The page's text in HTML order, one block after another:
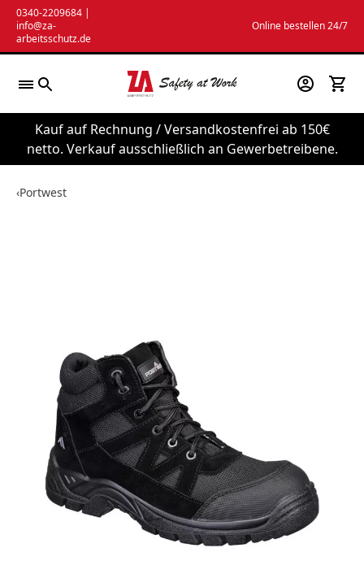
Zum
Inhalt
springen
0340-2209684 |
info@za-
arbeitsschutz.de
Online bestellen 24/7
Kauf auf Rechnung / Versandkostenfrei ab 150€
netto. Verkauf ausschließlich an Gewerbetreibene.
‹Portwest